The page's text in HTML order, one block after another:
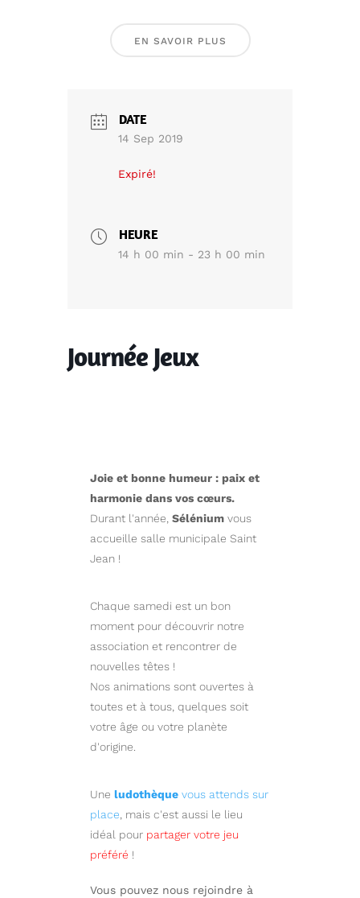
EN SAVOIR PLUS
DATE
14 Sep 2019
Expiré!
HEURE
14 h 00 min - 23 h 00 min
Journée Jeux
Joie et bonne humeur : paix et
harmonie dans vos cœurs.
Durant l'année, Sélénium vous
accueille salle municipale Saint
Jean !
Chaque samedi est un bon
moment pour découvrir notre
association et rencontrer de
nouvelles têtes !
Nos animations sont ouvertes à
toutes et à tous, quelques soit
votre âge ou votre planète
d'origine.
Une ludothèque vous attends sur
place, mais c'est aussi le lieu
idéal pour partager votre jeu
préféré !
Vous pouvez nous rejoindre à